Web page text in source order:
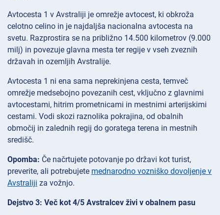
Avtocesta 1 v Avstraliji je omrežje avtocest, ki obkroža
celotno celino in je najdaljša nacionalna avtocesta na
svetu. Razprostira se na približno 14.500 kilometrov (9.000
milj) in povezuje glavna mesta ter regije v vseh zveznih
državah in ozemljih Avstralije.
Avtocesta 1 ni ena sama neprekinjena cesta, temveč
omrežje medsebojno povezanih cest, vključno z glavnimi
avtocestami, hitrim prometnicami in mestnimi arterijskimi
cestami. Vodi skozi raznolika pokrajina, od obalnih
območij in zalednih regij do goratega terena in mestnih
središč.
Opomba: Če načrtujete potovanje po državi kot turist,
preverite, ali potrebujete mednarodno vozniško dovoljenje v
Avstraliji za vožnjo.
Dejstvo 3: Več kot 4/5 Avstralcev živi v obalnem pasu